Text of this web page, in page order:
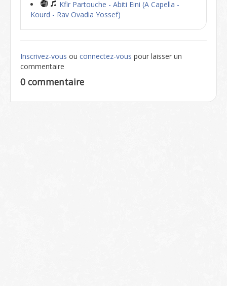
Kfir Partouche - Abiti Eini (A Capella -
Kourd - Rav Ovadia Yossef)
Inscrivez-vous ou connectez-vous pour laisser un
commentaire
0 commentaire